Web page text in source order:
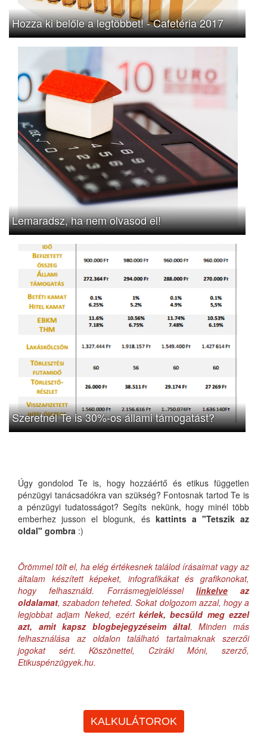
Hozza ki belőle a legtöbbet! - Cafetéria 2017
Lemaradsz, ha nem olvasod el!
Szeretnél Te is 30%-os állami támogatást?
Úgy gondolod Te is, hogy hozzáértő és etikus független
pénzügyi tanácsadókra van szükség? Fontosnak tartod Te is
a pénzügyi tudatosságot? Segíts nekünk, hogy minél több
emberhez jusson el blogunk, és kattints a "Tetszik az
oldal" gombra :)
Örömmel tölt el, ha elég értékesnek találod írásaimat vagy az
általam készített képeket, infografikákat és grafikonokat,
hogy felhasználd. Forrásmegjelöléssel linkelveaz
oldalamat, szabadon teheted. Sokat dolgozom azzal, hogy a
legjobbat adjam Neked, ezértkérlek, becsüld meg ezzel
azt, amit kapsz blogbejegyzéseim által. Minden más
felhasználása az oldalon található tartalmaknak szerzői
jogokat sért. Köszönettel, Cziráki Móni, szerző,
Etikuspénzügyek.hu.
KALKULÁTOROK